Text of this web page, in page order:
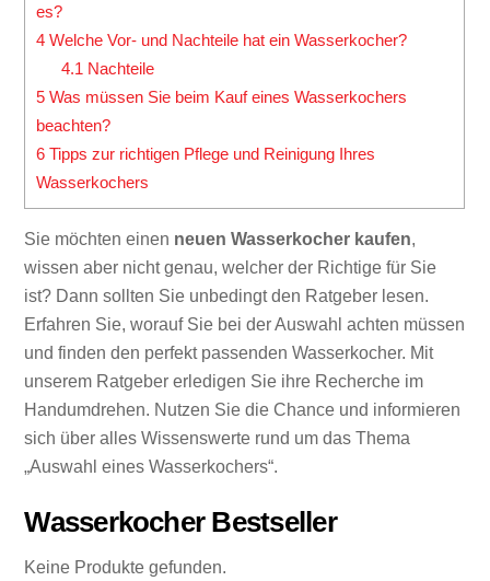
es?
4 Welche Vor- und Nachteile hat ein Wasserkocher?
4.1 Nachteile
5 Was müssen Sie beim Kauf eines Wasserkochers
beachten?
6 Tipps zur richtigen Pflege und Reinigung Ihres
Wasserkochers
Sie möchten einen neuen Wasserkocher kaufen,
wissen aber nicht genau, welcher der Richtige für Sie
ist? Dann sollten Sie unbedingt den Ratgeber lesen.
Erfahren Sie, worauf Sie bei der Auswahl achten müssen
und finden den perfekt passenden Wasserkocher. Mit
unserem Ratgeber erledigen Sie ihre Recherche im
Handumdrehen. Nutzen Sie die Chance und informieren
sich über alles Wissenswerte rund um das Thema
„Auswahl eines Wasserkochers“.
Wasserkocher Bestseller
Keine Produkte gefunden.